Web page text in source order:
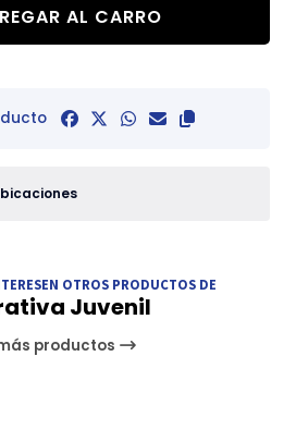
AL CARRO
OTROS PRODUCTOS DE
Juvenil
productos